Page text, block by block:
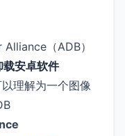
（ADB）
安卓软件
理解为一个图像